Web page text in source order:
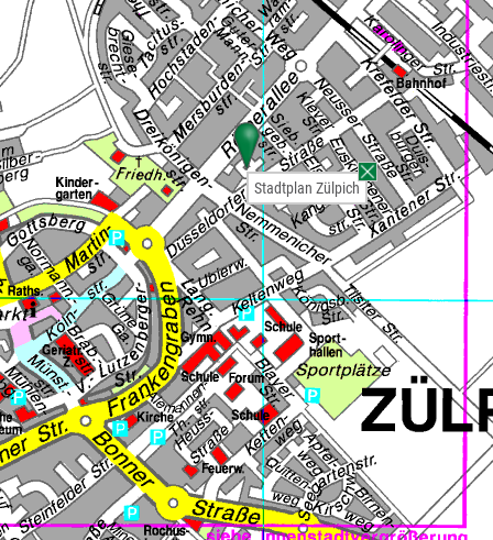
Stadtplan Zülpich